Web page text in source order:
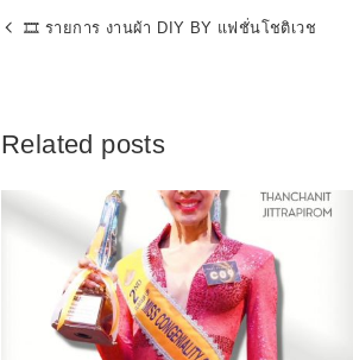
🎞 รายการ งานผ้า DIY BY แฟชั่นโชติเวช
Related posts